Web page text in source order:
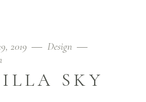
2019
Design
SKY